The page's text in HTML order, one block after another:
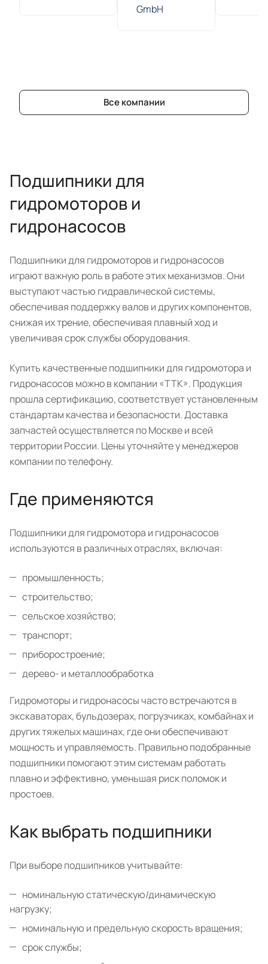
GmbH
Все компании
Подшипники для
гидромоторов и
гидронасосов
Подшипники для гидромоторов и гидронасосов
играют важную роль в работе этих механизмов. Они
выступают частью гидравлической системы,
обеспечивая поддержку валов и других компонентов,
снижая их трение, обеспечивая плавный ход и
увеличивая срок службы оборудования.
Купить качественные подшипники для гидромотора и
гидронасосов можно в компании «ТТК». Продукция
прошла сертификацию, соответствует установленным
стандартам качества и безопасности. Доставка
запчастей осуществляется по Москве и всей
территории России. Цены уточняйте у менеджеров
компании по телефону.
Где применяются
Подшипники для гидромотора и гидронасосов
используются в различных отраслях, включая:
промышленность;
строительство;
сельское хозяйство;
транспорт;
приборостроение;
дерево- и металлообработка
Гидромоторы и гидронасосы часто встречаются в
экскаваторах, бульдозерах, погрузчиках, комбайнах и
других тяжелых машинах, где они обеспечивают
мощность и управляемость. Правильно подобранные
подшипники помогают этим системам работать
плавно и эффективно, уменьшая риск поломок и
простоев.
Как выбрать подшипники
При выборе подшипников учитывайте:
номинальную статическую/динамическую
нагрузку;
номинальную и предельную скорость вращения;
срок службы;